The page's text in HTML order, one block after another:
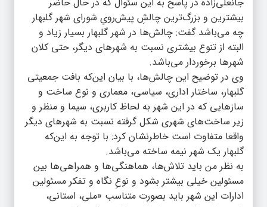
بیشترین و بزرگ‌ترین چالشِ پیش‌رویِ شورای شهر گلبهار
چه می‌باشد گفت: چالش‌ها در شهر گلبهار بسیار زیاد و
البته از تنوع‌ بیشتری نسبت به شهرهای دیگر، حتی کلان
شهرها برخوردار می‌باشد.
وی در توضیح این چالش‌ها، با بیان این‌که بافت جمعیتی
گلبهار، ساختار اداری، سیاسی، معماری و نوع ساخت و
سازهایی که در این شهر به لحاظ کاربری، سیما و منظر و
زیر ساخت‌های شهری شکل گرفته نسبت به شهرهای دیگر
واقعا متفاوت است خاطرنشان کرد: با توجه به این‌که
گلبهار یک شهر نیمه ساخته می‌باشد.
به نظر من باید تلاش‌ها، هماهنگی‌ها و همراهی‌ها بین
مسئولین خیلی بیشتر بشود و نوعِ نگاه و تفکر مسئولین
ادارات این شهر باید بصورت متناسب «ملی، استانی،